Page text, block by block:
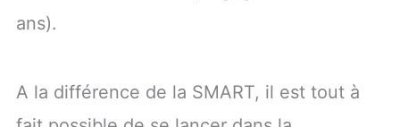
ans).
A la différence de la SMART, il est tout à